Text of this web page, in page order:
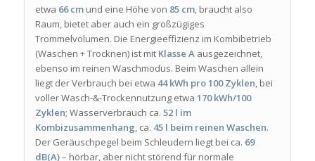
etwa 66 cmund eine Höhe von 85 cm, braucht also
Raum, bietet aber auch ein großzügiges
Trommelvolumen. Die Energieeffizienz im Kombibetrieb
(Waschen + Trocknen) ist mit Klasse Aausgezeichnet,
ebenso im reinen Waschmodus. Beim Waschen allein
liegt der Verbrauch bei etwa 44 kWh pro 100 Zyklen, bei
voller Wasch-&-Trockennutzung etwa 170 kWh/100
Zyklen; Wasserverbrauch ca. 52 l im
Kombizusammenhang, ca. 45 l beim reinen Waschen.
Der Geräuschpegel beim Schleudern liegt bei ca. 69
dB(A)– hörbar, aber nicht störend für normale